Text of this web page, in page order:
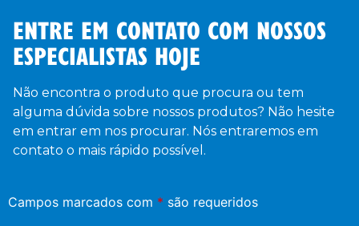
ENTRE EM CONTATO COM NOSSOS
ESPECIALISTAS HOJE
Não encontra o produto que procura ou tem
alguma dúvida sobre nossos produtos? Não hesite
em entrar em nos procurar. Nós entraremos em
contato o mais rápido possível.
Campos marcados com * são requeridos